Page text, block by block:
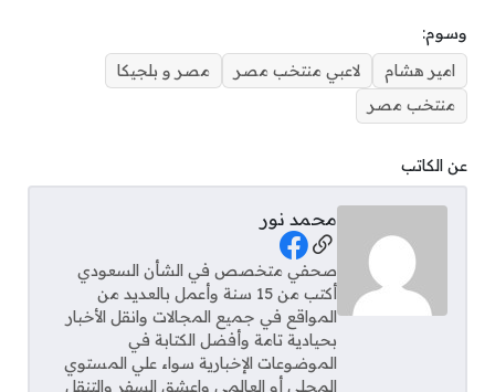
وسوم:
امير هشام
لاعبي منتخب مصر
مصر و بلجيكا
منتخب مصر
عن الكاتب
محمد نور
Social Links
صحفي متخصص في الشأن السعودي
أكتب من 15 سنة وأعمل بالعديد من
المواقع في جميع المجالات وانقل الأخبار
بحيادية تامة وأفضل الكتابة في
الموضوعات الإخبارية سواء علي المستوي
المحلي أو العالمي واعشق السفر والتنقل